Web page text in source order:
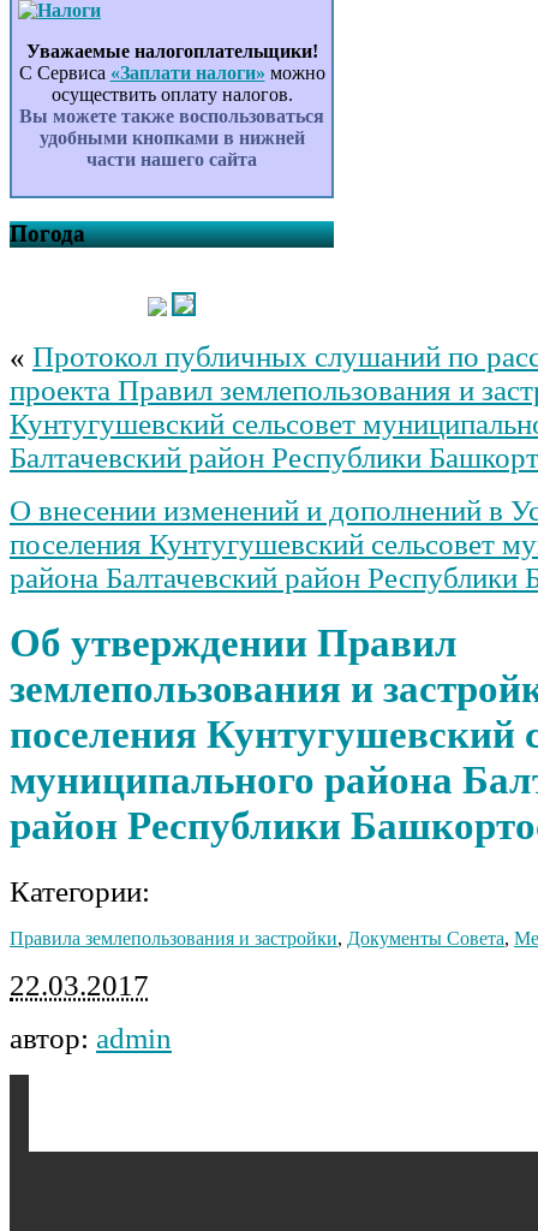
Уважаемые налогоплательщики!
С Сервиса «Заплати налоги» можно
осуществить оплату налогов.
Вы можете также воспользоваться
удобными кнопками в нижней
части нашего сайта
Погода
« Протокол публичных слушаний по
проекта Правил землепользования и
Кунтугушевский сельсовет
Балтачевский район Республики
О внесении изменений и дополнений в
поселения Кунтугушевский сельсовет
района Балтачевский район Республики
Об утверждении Правил
землепользования и
поселения Кунтугушевский
муниципального района
район Республики
Категории:
Правила землепользования и застройки, Документы Совета,
22.03.2017
автор: admin